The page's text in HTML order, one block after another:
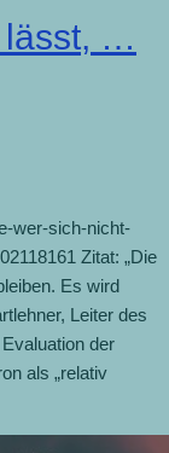
lässt, …
wer-sich-nicht-
Zitat: „Die
Es wird
Leiter des
der
als „relativ